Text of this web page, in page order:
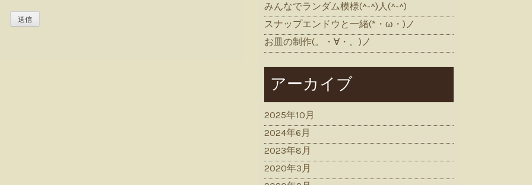
みんなでランダム模様(^-^)人(^-^)
スナップエンドウと一緒(*・ω・)ノ
お皿の制作(。・∀・。)ノ
アーカイブ
2025年10月
2024年6月
2023年8月
2020年3月